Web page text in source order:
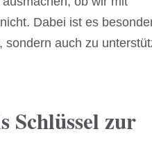
Dabei ist es
auch zu
Schlüssel zur